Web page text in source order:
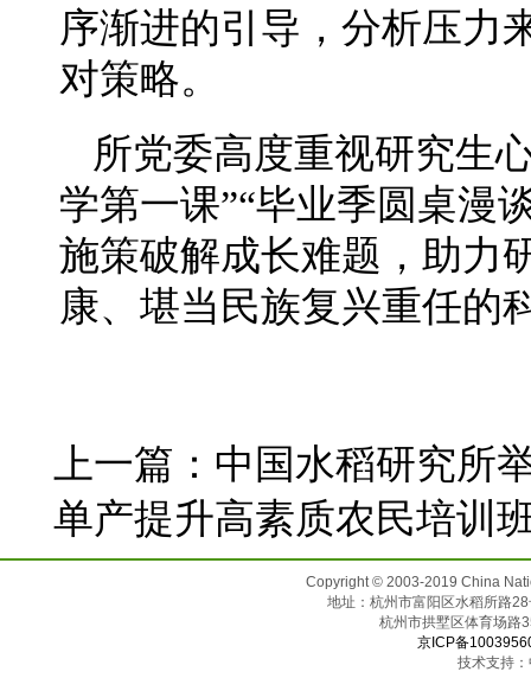
序渐进的引导，分析压力
对策略。
所党委高度重视研究生
学第一课”“毕业季圆桌漫
施策破解成长难题，助力
康、堪当民族复兴重任的
上一篇： 中国水稻研究所
单产提升高素质农民培训
Copyright © 2003-2019 China
地址：杭州市富阳区水稻所路
杭州市拱墅区体
京ICP备
技术支持